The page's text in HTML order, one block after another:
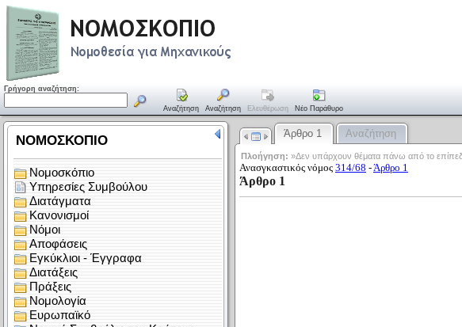
Γρήγορη αναζήτηση:
Αναζήτηση Αναζήτηση Ελευθέρωση Νέο Παράθυρο
Άρθρο 1 Αναζήτηση